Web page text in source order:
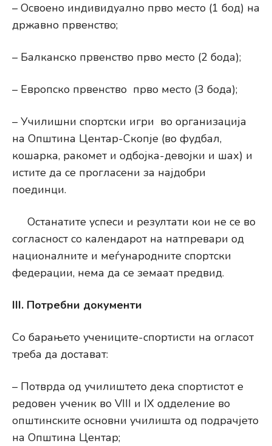
– Освоено индивидуално прво место (1 бод) на
државно првенство;
– Балканско првенство прво место (2 бода);
– Европско првенство прво место (3 бода);
– Училишни спортски игри во организација
на Општина Центар-Скопје (во фудбал,
кошарка, ракомет и одбојка-девојки и шах) и
истите да се прогласени за најдобри
поединци.
Останатите успеси и резултати кои не се во
согласност со календарот на натпревари од
националните и меѓународните спортски
федерации, нема да се земаат предвид.
III. Потребни документи
Со барањето учениците-спортисти на огласот
треба да достават:
– Потврда од училиштето дека спортистот е
редовен ученик во VIII и IX одделение во
општинските основни училишта од подрачјето
на Општина Центар;